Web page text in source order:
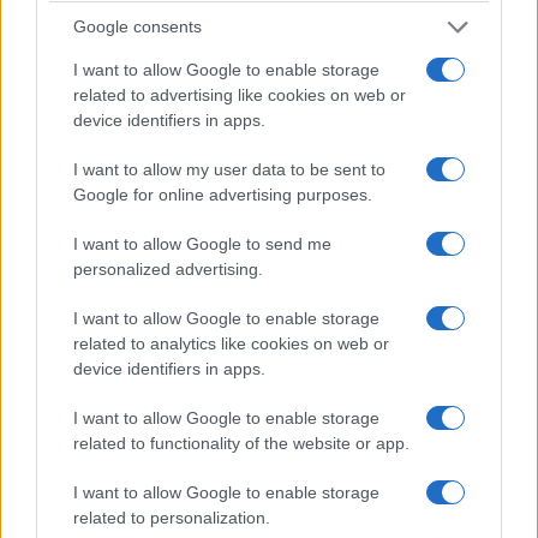
Google consents
I want to allow Google to enable storage
related to advertising like cookies on web or
device identifiers in apps.
I want to allow my user data to be sent to
Google for online advertising purposes.
I want to allow Google to send me
personalized advertising.
I want to allow Google to enable storage
related to analytics like cookies on web or
device identifiers in apps.
I want to allow Google to enable storage
related to functionality of the website or app.
I want to allow Google to enable storage
related to personalization.
Όταν ο Μουσταφά Κεμάλ, με την ιδιότητα του
επιθεωρητή της 9ης Στρατιάς, έφθασε στο λιμάνι
της Σαμψούντας «για να προστατεύσει τους
τους αντάρτες, και να επιβάλει την τάξη με την
έγκριση και την υποστήριξη των Συμμάχων», είχε
μαζί του πολλά πρωτοπαλίκαρα έτοιμα για όλα.
Τοπάλ Οσμάνήταν ένα από αυτούς.
«Το αφήνω στα έμπειρα χέρια
σου» φέρεται να του είπε ο
Κεμάλ δίνοντάς του την εντολή
να καθαρίσει το πρόβλημα που
Πόντου.